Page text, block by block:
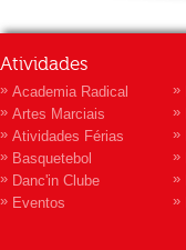
Atividades
» Academia Radical
» Artes Marciais
» Atividades Férias
» Basquetebol
» Danc'in Clube
» Eventos
»
»
»
»
»
»